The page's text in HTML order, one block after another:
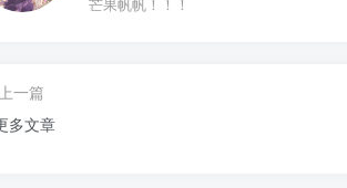
芒果帆帆！！！
一篇
多文章